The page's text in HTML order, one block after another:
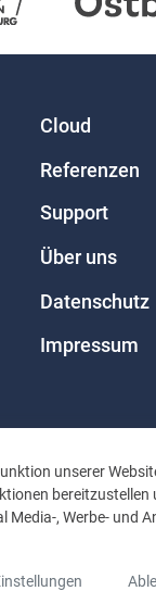
unserer
bereitzustellen
Media-, Werbe- und
Cloud
Referenzen
Support
Über uns
Datenschutz
Impressum